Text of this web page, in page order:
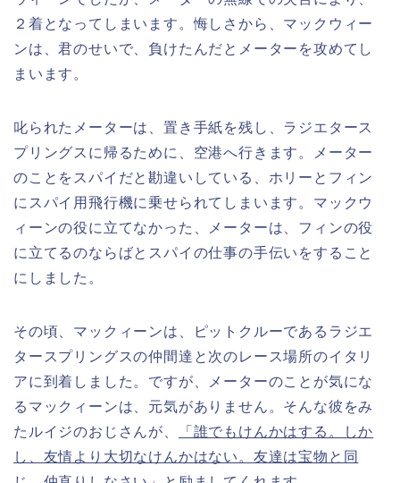
２着となってしまいます。悔しさから、マックウィー
ンは、君のせいで、負けたんだとメーターを攻めてし
まいます。
叱られたメーターは、置き手紙を残し、ラジエタース
プリングスに帰るために、空港へ行きます。メーター
のことをスパイだと勘違いしている、ホリーとフィン
にスパイ用飛行機に乗せられてしまいます。マックウ
ィーンの役に立てなかった、メーターは、フィンの役
に立てるのならばとスパイの仕事の手伝いをすること
にしました。
その頃、マックィーンは、ピットクルーであるラジエ
タースプリングスの仲間達と次のレース場所のイタリ
アに到着しました。ですが、メーターのことが気にな
るマックィーンは、元気がありません。そんな彼をみ
たルイジのおじさんが、
「誰でもけんかはする。しか
し、友情より大切なけんかはない。友達は宝物と同